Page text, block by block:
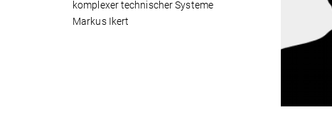
komplexer technischer Systeme
Markus Ikert